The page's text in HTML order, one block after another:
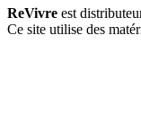
ReVivre est
Ce site utilise des